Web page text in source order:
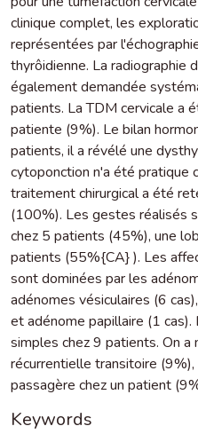
clinique complet, les
représentées par
thyrôidienne. La radiographie
également demandée
patients. La TDM cervicale a
patiente (9%). Le bilan
patients, il a révélé une
cytoponction n'a été pratique
traitement chirurgical a été
(100%). Les gestes réalisés
chez 5 patients (45%), une
patients (55%{CA} ). Les
sont dominées par les
adénomes vésiculaires (6
et adénome papillaire (1
simples chez 9 patients. On a
récurrentielle transitoire
passagère chez un patient
Keywords